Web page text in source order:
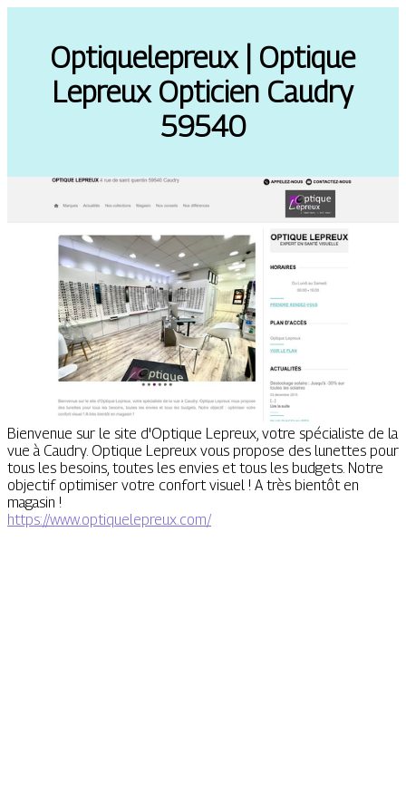
Op­tique­lep­reux | Optique
Lepreux Opticien Caudry
59540
Bienvenue sur le site d'Optique Lepreux, votre spécialiste de la
vue à Caudry. Optique Lepreux vous propose des lunettes pour
tous les besoins, toutes les envies et tous les budgets. Notre
objectif optimiser votre confort visuel ! A très bientôt en
magasin !
https://www.optiquelepreux.com/